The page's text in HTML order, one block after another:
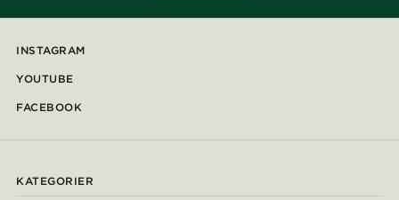
INSTAGRAM
YOUTUBE
FACEBOOK
KATEGORIER